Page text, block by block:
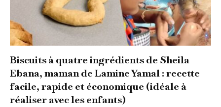
Biscuits à quatre ingrédients de Sheila
Ebana, maman de Lamine Yamal : recette
facile, rapide et économique (idéale à
réaliser avec les enfants)